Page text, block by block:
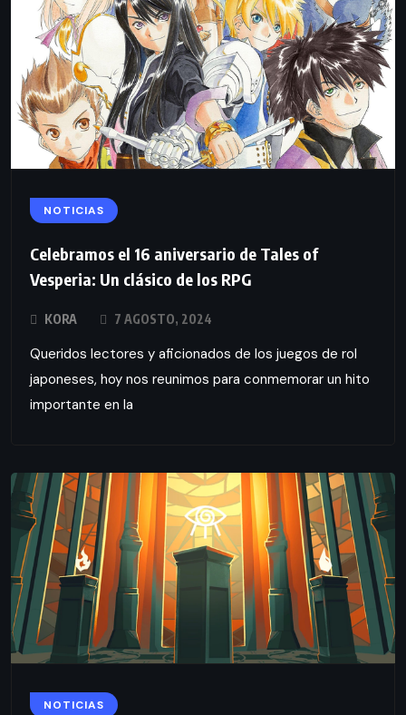
NOTICIAS
Celebramos el 16 aniversario de Tales of
Vesperia: Un clásico de los RPG
KORA 7 AGOSTO, 2024
Queridos lectores y aficionados de los juegos de rol
japoneses, hoy nos reunimos para conmemorar un hito
importante en la
NOTICIAS